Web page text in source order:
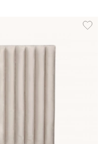
Lägg